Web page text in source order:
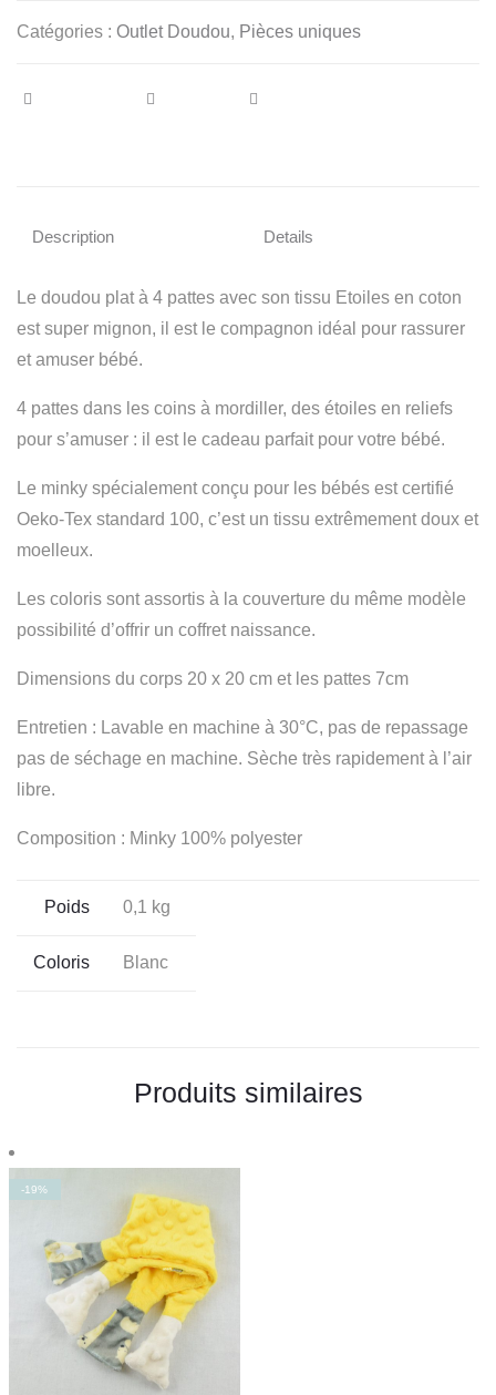
Catégories : Outlet Doudou, Pièces uniques
Description Details
Le doudou plat à 4 pattes avec son tissu Etoiles en coton
est super mignon, il est le compagnon idéal pour rassurer
et amuser bébé.
4 pattes dans les coins à mordiller, des étoiles en reliefs
pour s’amuser : il est le cadeau parfait pour votre bébé.
Le minky spécialement conçu pour les bébés est certifié
Oeko-Tex standard 100, c’est un tissu extrêmement doux et
moelleux.
Les coloris sont assortis à la couverture du même modèle
possibilité d’offrir un coffret naissance.
Dimensions du corps 20 x 20 cm et les pattes 7cm
Entretien : Lavable en machine à 30°C, pas de repassage
pas de séchage en machine. Sèche très rapidement à l’air
libre.
Composition : Minky 100% polyester
Poids 0,1 kg
Coloris Blanc
Produits similaires
-19%